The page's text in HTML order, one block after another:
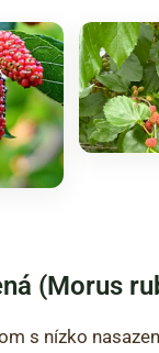
(Morus
s nízko